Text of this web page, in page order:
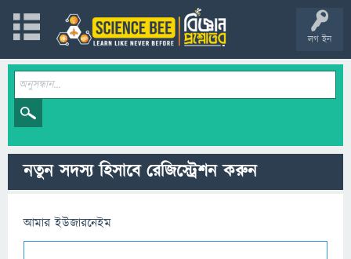
লগ ইন
নতুন সদস্য হিসাবে রেজিস্ট্রেশন করুন
আমার ইউজারনেইম